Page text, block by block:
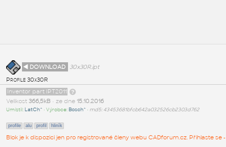
◄ DOWNLOAD
30x30R.ipt
Profile 30x30R
Inventor part IPT2011
Velikost 366,5kB• ze dne 15.10.2016
Umístil: LatCh^ • Výrobce: Bosch^ • md5: 43453681bfcb642a032526cb2303d762
profile alu profil hliník
Blok je k dispozici jen pro registrované členy webu CADforum.cz. Přihlaste se -